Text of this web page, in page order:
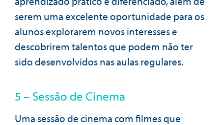
serem uma excelente oportunidade para os
alunos explorarem novos interesses e
descobrirem talentos que podem não ter
sido desenvolvidos nas aulas regulares.
5 – Sessão de Cinema
Uma sessão de cinema com filmes que